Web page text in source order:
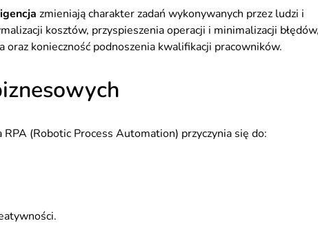
zmieniają charakter zadań wykonywanych przez ludzi i
kosztów, przyspieszenia operacji i minimalizacji
konieczność podnoszenia kwalifikacji pracowników.
(Robotic Process Automation) przyczynia się do: